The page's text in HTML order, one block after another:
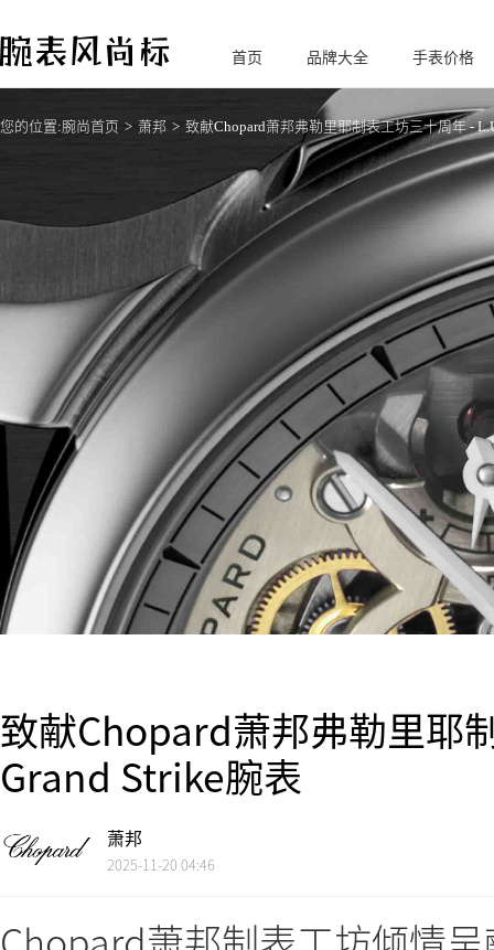
腕
表风尚标
首页 品牌大全 手表价格
您的位置:腕尚首页 萧邦 致献Chopard萧邦弗勒里耶制表工坊三十周年 -
致献Chopard萧邦弗勒里耶
Grand Strike腕表
萧邦
2025-11-20 04:46